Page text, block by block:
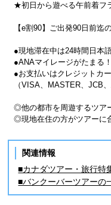
★初日から遊べる午前着フ
【e割90】ご出発90日前迄
●現地滞在中は24時間日本
●ANAマイレージがたまる！
●お支払いはクレジットカ
（VISA、MASTER、JCB
◎他の都市を周遊するツア
◎現地在住の方がツアーに
関連情報
■カナダツアー・旅行特
■バンクーバーツアーの